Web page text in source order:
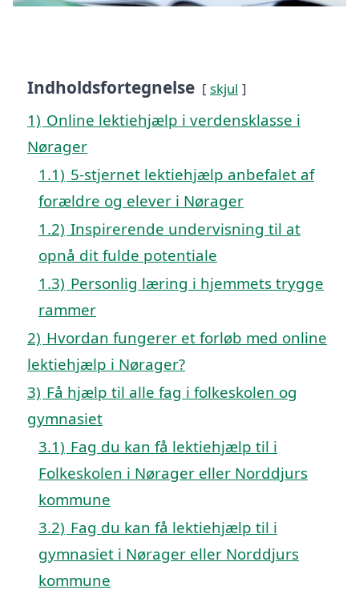
Indholdsfortegnelse skjul
1) Online lektiehjælp i verdensklasse i
Nørager
1.1) 5-stjernet lektiehjælp anbefalet af
forældre og elever i Nørager
1.2) Inspirerende undervisning til at
opnå dit fulde potentiale
1.3) Personlig læring i hjemmets trygge
rammer
2) Hvordan fungerer et forløb med online
lektiehjælp i Nørager?
3) Få hjælp til alle fag i folkeskolen og
gymnasiet
3.1) Fag du kan få lektiehjælp til i
Folkeskolen i Nørager eller Norddjurs
kommune
3.2) Fag du kan få lektiehjælp til i
gymnasiet i Nørager eller Norddjurs
kommune